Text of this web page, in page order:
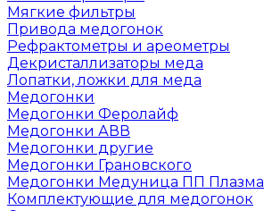
Мягкие фильтры
Привода медогонок
Рефрактометры и ареометры
Декристаллизаторы меда
Лопатки, ложки для меда
Медогонки
Медогонки Феролайф
Медогонки АВВ
Медогонки другие
Медогонки Грановского
Медогонки Медуница ПП Плазма
Комплектующие для медогонок